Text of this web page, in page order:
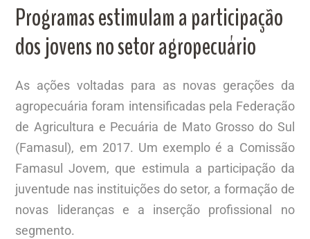
Programas estimulam a participação
dos jovens no setor agropecuário
As ações voltadas para as novas gerações da
agropecuária foram intensificadas pela Federação
de Agricultura e Pecuária de Mato Grosso do Sul
(Famasul), em 2017. Um exemplo é a Comissão
Famasul Jovem, que estimula a participação da
juventude nas instituições do setor, a formação de
novas lideranças e a inserção profissional no
segmento.